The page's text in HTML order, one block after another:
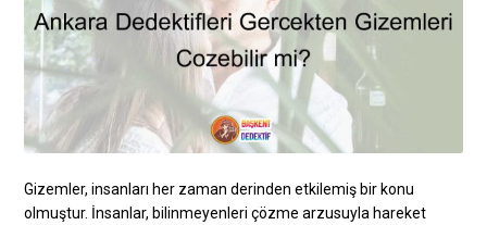
Gizemler, insanları her zaman derinden etkilemiş bir konu
olmuştur. İnsanlar, bilinmeyenleri çözme arzusuyla hareket